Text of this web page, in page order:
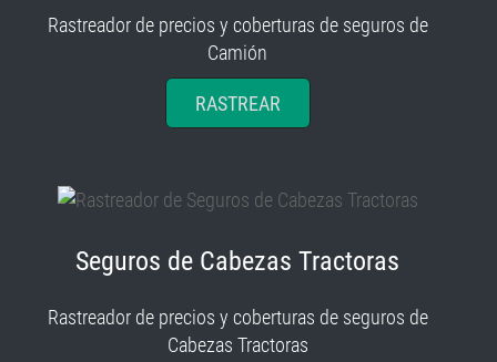
Rastreador de precios y coberturas de seguros de
Camión
RASTREAR
Seguros de Cabezas Tractoras
Rastreador de precios y coberturas de seguros de
Cabezas Tractoras